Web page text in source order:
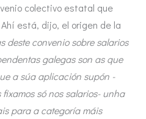
colectivo estatal que
está, dijo, el origen de la
deste convenio sobre salarios
galegas son as que
a súa aplicación supón -
só nos salarios- unha
para a categoría máis